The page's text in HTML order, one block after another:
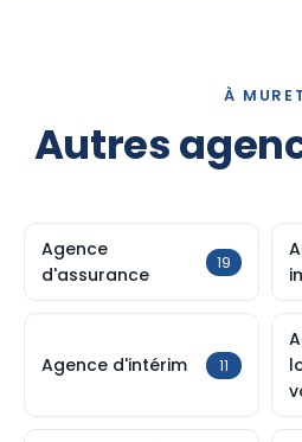
À MURET
Autres
Agence
d'assurance
19
Agence d'intérim 11